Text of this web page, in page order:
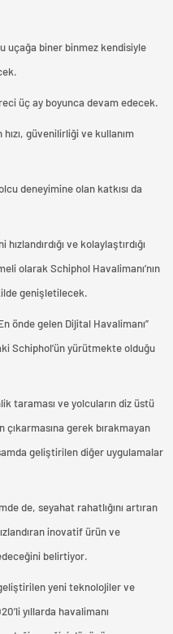
uçağa biner binmez kendisiyle
üç ay boyunca devam edecek.
güvenilirliği ve kullanım
deneyimine olan katkısı da
ve kolaylaştırdığı
olarak Schiphol Havalimanı’nın
genişletilecek.
önde gelen Dijital Havalimanı”
Schiphol’ün yürütmekte olduğu
taraması ve yolcuların diz üstü
çıkarmasına gerek bırakmayan
geliştirilen diğer uygulamalar
de, seyahat rahatlığını artıran
inovatif ürün ve
belirtiyor.
yeni teknolojiler ve
yıllarda havalimanı